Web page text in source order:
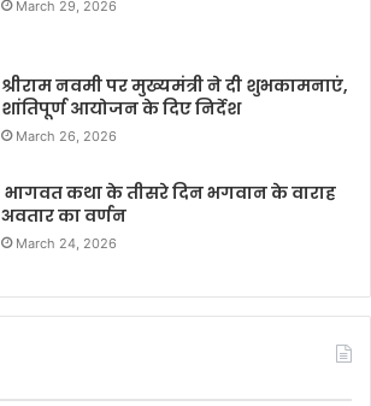
March 29, 2026
श्रीराम नवमी पर मुख्यमंत्री ने दी शुभकामनाएं,
शांतिपूर्ण आयोजन के दिए निर्देश
March 26, 2026
भागवत कथा के तीसरे दिन भगवान के वाराह
अवतार का वर्णन
March 24, 2026